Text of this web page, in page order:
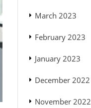
March 2023
February 2023
January 2023
December 2022
November 2022